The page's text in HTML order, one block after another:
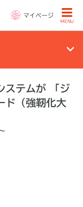
マイページ
MENU
ステムが 「ジ
ド（強靭化大